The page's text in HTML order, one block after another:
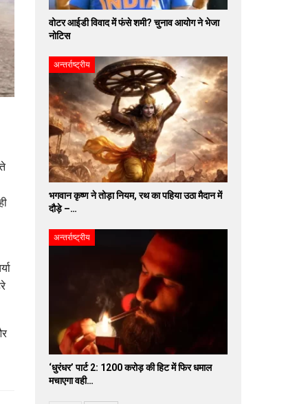
वोटर आईडी विवाद में फंसे शमी? चुनाव आयोग ने भेजा
नोटिस
अन्तर्राष्ट्रीय
भगवान कृष्ण ने तोड़ा नियम, रथ का पहिया उठा मैदान में
दौड़े –…
अन्तर्राष्ट्रीय
‘धुरंधर’ पार्ट 2: 1200 करोड़ की हिट में फिर धमाल
मचाएगा वही…